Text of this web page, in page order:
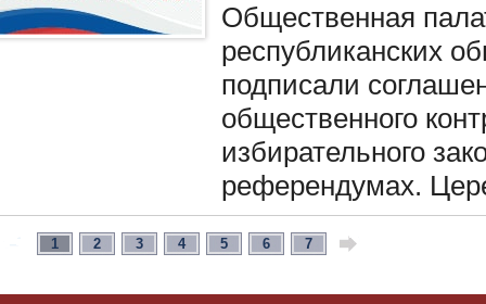
Общественная
республиканских
подписали
общественного
избирательного
референдумах.
1 2 3 4 5 6 7